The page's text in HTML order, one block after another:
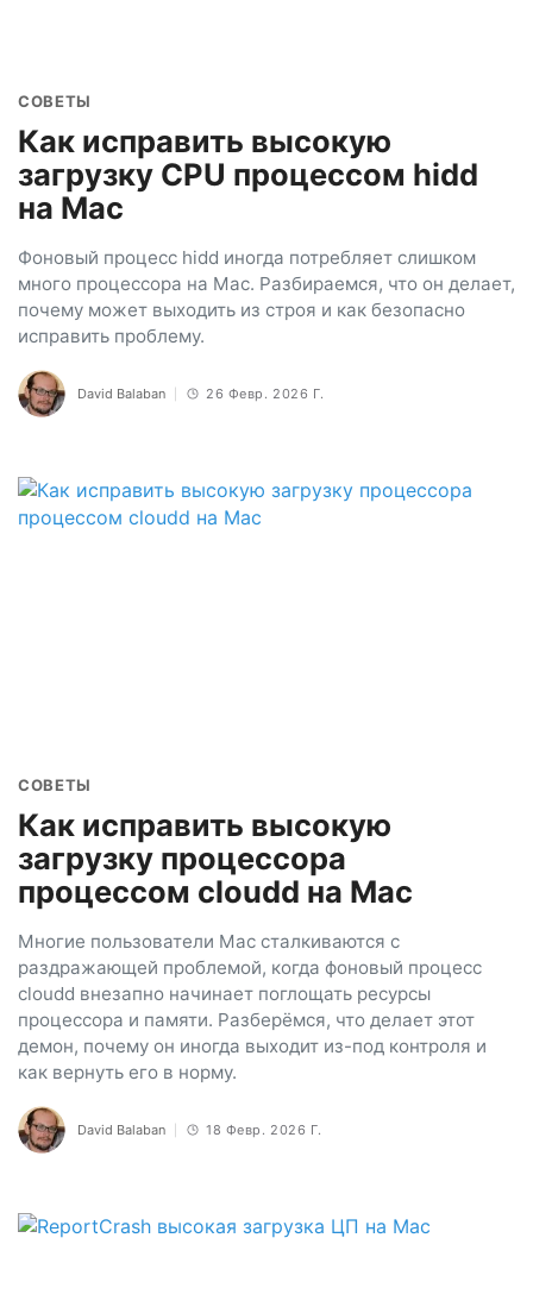
СОВЕТЫ
Как исправить высокую
загрузку CPU процессом hidd
на Mac
Фоновый процесс hidd иногда потребляет слишком
много процессора на Mac. Разбираемся, что он делает,
почему может выходить из строя и как безопасно
исправить проблему.
David Balaban 26 Февр. 2026 Г.
СОВЕТЫ
Как исправить высокую
загрузку процессора
процессом cloudd на Mac
Многие пользователи Mac сталкиваются с
раздражающей проблемой, когда фоновый процесс
cloudd внезапно начинает поглощать ресурсы
процессора и памяти. Разберёмся, что делает этот
демон, почему он иногда выходит из-под контроля и
как вернуть его в норму.
David Balaban 18 Февр. 2026 Г.